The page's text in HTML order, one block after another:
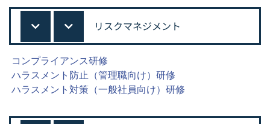
リスクマネジメント
コンプライアンス研修
ハラスメント防止（管理職向け）研修
ハラスメント対策（一般社員向け）研修